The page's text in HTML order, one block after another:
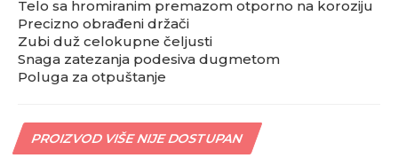
Telo sa hromiranim premazom otporno na koroziju
Precizno obrađeni držači
Zubi duž celokupne čeljusti
Snaga zatezanja podesiva dugmetom
Poluga za otpuštanje
PROIZVOD VIŠE NIJE DOSTUPAN